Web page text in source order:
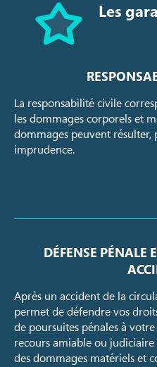
Les
La responsabilité civile
les dommages corporels et
dommages peuvent résulter,
imprudence.
DÉFENSE PÉNALE
Après un accident de la
permet de défendre vos
de poursuites pénales à
recours amiable ou
des dommages matériels et